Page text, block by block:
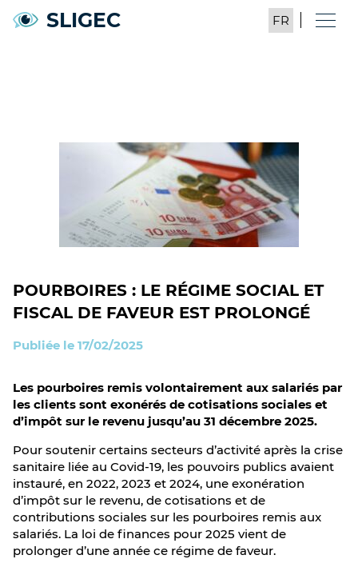
SLIGEC
POURBOIRES : LE RÉGIME SOCIAL ET
FISCAL DE FAVEUR EST PROLONGÉ
Publiée le 17/02/2025
Les pourboires remis volontairement aux salariés par
les clients sont exonérés de cotisations sociales et
d’impôt sur le revenu jusqu’au 31 décembre 2025.
Pour soutenir certains secteurs d’activité après la crise
sanitaire liée au Covid-19, les pouvoirs publics avaient
instauré, en 2022, 2023 et 2024, une exonération
d’impôt sur le revenu, de cotisations et de
contributions sociales sur les pourboires remis aux
salariés. La loi de finances pour 2025 vient de
prolonger d’une année ce régime de faveur.